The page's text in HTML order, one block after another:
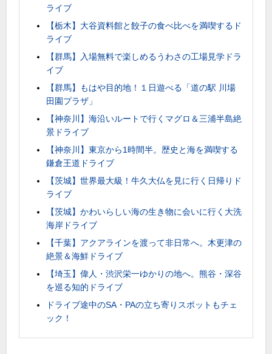
ライブ
【栃木】大谷資料館と餃子の食べ比べを満喫するド
ライブ
【群馬】入場無料で楽しめるうわさの工場見学ドラ
イブ
【群馬】もはや目的地！１日遊べる「道の駅 川場
田園プラザ」
【神奈川】海沿いルートで行くマグロ＆三浦半島絶
景ドライブ
【神奈川】東京から1時間半。歴史と海を満喫する
鎌倉王道ドライブ
【茨城】世界最大級！牛久大仏を見に行く日帰りド
ライブ
【茨城】かわいらしい海の生き物に会いに行く大洗
海岸ドライブ
【千葉】アクアラインを渡って非日常へ。木更津の
絶景＆海鮮ドライブ
【埼玉】偉人・渋沢栄一ゆかりの地へ。熊谷・深谷
を巡る知的ドライブ
ドライブ途中のSA・PAの立ち寄りスポットもチェ
ック！